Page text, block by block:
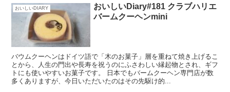
おいしいDIARY
おいしいDiary#181 クラブハリエ
バームクーヘンmini
バウムクーヘンはドイツ語で「木のお菓子」層を重ねて焼き上げるこ
とから、人生の門出や長寿を祝うのにふさわしい縁起物とされ、ギフ
トにも使いやすいお菓子です。 日本でもバームクーヘン専門店が数
多くありますが、今日いただいたのはその先駆け的...